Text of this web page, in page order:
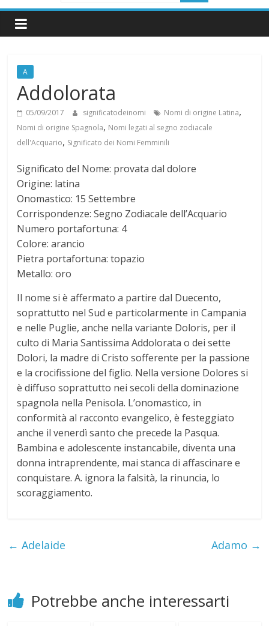
i
g
n
c
a
t
o
d
e
N
o
i
A
Addolorata
05/09/2017 significatodeinomi Nomi di origine Latina,
Nomi di origine Spagnola, Nomi legati al segno zodiacale
dell'Acquario, Significato dei Nomi Femminili
Significato del Nome: provata dal dolore
Origine: latina
Onomastico: 15 Settembre
Corrispondenze: Segno Zodiacale dell’Acquario
Numero portafortuna: 4
Colore: arancio
Pietra portafortuna: topazio
Metallo: oro
Il nome si è affermato a partire dal Duecento,
soprattutto nel Sud e particolarmente in Campania
e nelle Puglie, anche nella variante Doloris, per il
culto di Maria Santissima Addolorata o dei sette
Dolori, la madre di Cristo sofferente per la passione
e la crocifissione del figlio. Nella versione Dolores si
è diffuso soprattutto nei secoli della dominazione
spagnola nella Penisola. L’onomastico, in
conformità al racconto evangelico, è festeggiato
anche il venerdì santo che precede la Pasqua.
Bambina e adolescente instancabile, diventa una
donna intraprendente, mai stanca di affascinare e
conquistare. A. ignora la falsità, la rinuncia, lo
scoraggiamento.
← Adelaide Adamo →
Potrebbe anche interessarti